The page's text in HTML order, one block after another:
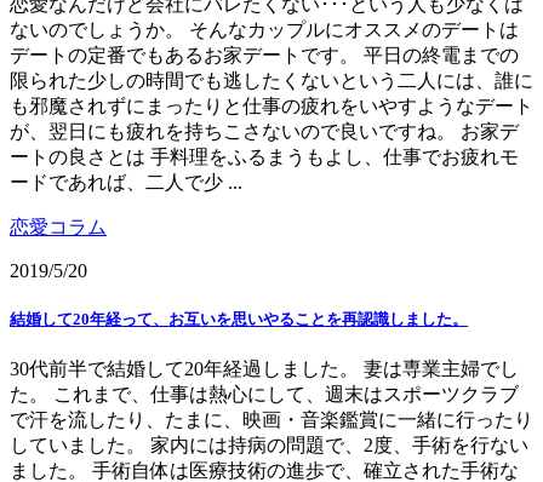
ないのでしょうか。 そんなカップルにオススメのデートは
デートの定番でもあるお家デートです。 平日の終電までの
限られた少しの時間でも逃したくないという二人には、誰に
も邪魔されずにまったりと仕事の疲れをいやすようなデート
が、翌日にも疲れを持ちこさないので良いですね。 お家デ
ートの良さとは 手料理をふるまうもよし、仕事でお疲れモ
ードであれば、二人で少 ...
恋愛コラム
2019/5/20
結婚して20年経って、お互いを思いやることを再認識しました。
30代前半で結婚して20年経過しました。 妻は専業主婦でし
た。 これまで、仕事は熱心にして、週末はスポーツクラブ
で汗を流したり、たまに、映画・音楽鑑賞に一緒に行ったり
していました。 家内には持病の問題で、2度、手術を行ない
ました。 手術自体は医療技術の進歩で、確立された手術な